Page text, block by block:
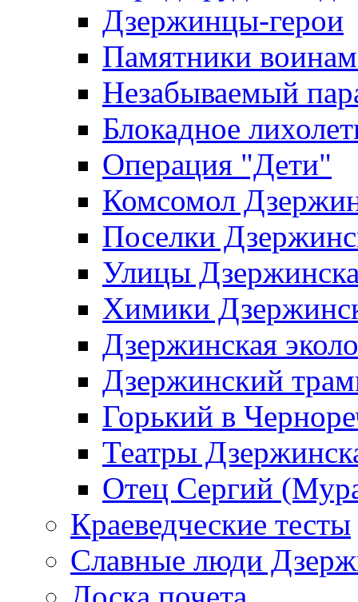
Дзержинцы-герои
Памятники
Незабываемый
Блокадное
Операция "Дети"
Комсомол
Поселки
Улицы
Химики
Дзержинская
Дзержинский
Горький в
Театры
Отец Сергий
Краеведческие тесты
Славные люди